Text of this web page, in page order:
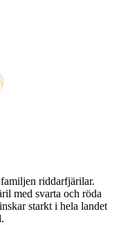
riddarfjärilar.
med svarta och röda
starkt i hela landet